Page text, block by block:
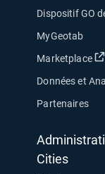
Dispositif GO
MyGeotab
Marketplace
Données et
Partenaires
Cities